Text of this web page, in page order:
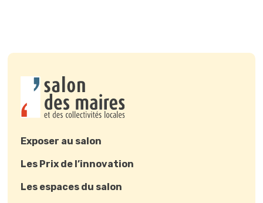
Exposer au salon
Les Prix de l’innovation
Les espaces du salon